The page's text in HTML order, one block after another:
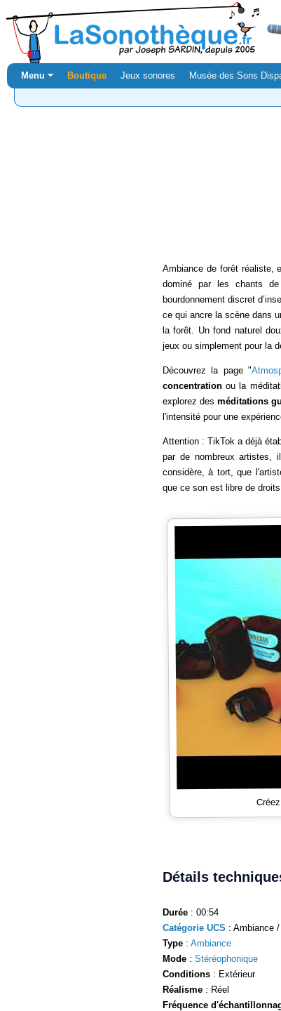
Menu ⏷ Boutique Jeux sonores Musée des Sons
Ambiance de forêt réaliste,
dominé par les chants
bourdonnement discret
ce qui ancre la scène dans
la forêt. Un fond naturel
jeux ou simplement pour la
Découvrez la page "
concentration ou la
explorez desméditations
l'intensité pour une
Attention : TikTok a déjà
par de nombreux artistes,
considère, à tort, que
que ce son est libre de
Détails
Durée : 00:54
Catégorie UCS : Ambiance
Type : Ambiance
Mode : Stéréophonique
Conditions : Extérieur
Réalisme : Réel
Fréquence